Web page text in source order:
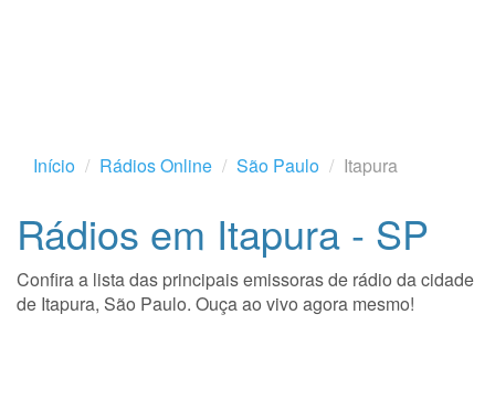
Início Rádios Online São Paulo Itapura
Rádios em Itapura - SP
Confira a lista das principais emissoras de rádio da cidade
de Itapura, São Paulo. Ouça ao vivo agora mesmo!